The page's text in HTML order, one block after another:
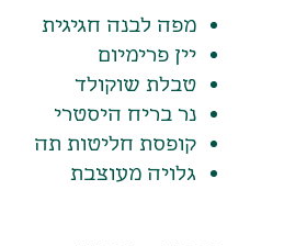
מפה לבנה חגיגית
יין פרימיום
טבלת שוקולד
נר בריח היסטרי
קופסת חליטות תה
גלויה מעוצבת